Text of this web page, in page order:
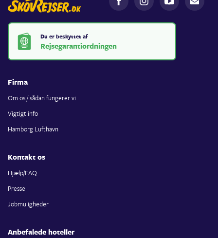
Du er beskyttet af
Rejsegarantiordningen
Firma
Om os / sådan fungerer vi
Vigtigt info
Hamborg Lufthavn
Kontakt os
Hjælp/FAQ
Presse
Jobmuligheder
Anbefalede hoteller